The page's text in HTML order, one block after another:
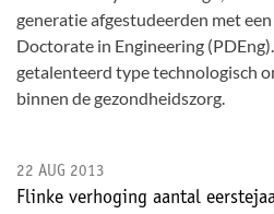
generatie afgestudeerden met
Doctorate in Engineering
getalenteerd type technologisch
binnen de gezondheidszorg.
22 AUG 2013
Flinke verhoging aantal